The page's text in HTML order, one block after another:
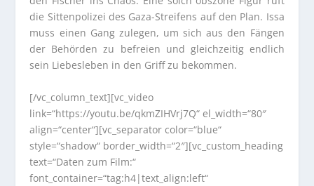
die Sittenpolizei des Gaza-Streifens auf den Plan. Issa
muss einen Gang zulegen, um sich aus den Fängen
der Behörden zu befreien und gleichzeitig endlich
sein Liebesleben in den Griff zu bekommen.
[/vc_column_text][vc_video
link=“https://youtu.be/qkmZIHVrj7Q“ el_width=“80″
align=“center“][vc_separator color=“blue“
style=“shadow“ border_width=“2″][vc_custom_heading
text=“Daten zum Film:“
font_container=“tag:h4|text_align:left“